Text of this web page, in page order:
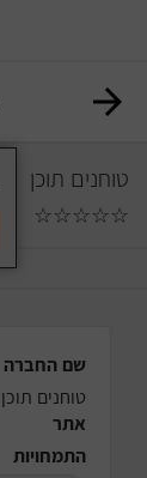
טוחנים תוכן
☆
☆
☆
☆
☆
שם החברה
טוחנים תוכן
אתר
התמחויות